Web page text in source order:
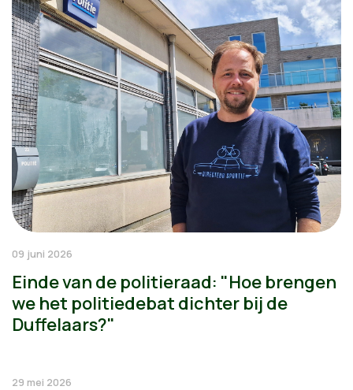
09 juni 2026
Einde van de politieraad: "Hoe brengen
we het politiedebat dichter bij de
Duffelaars?"
29 mei 2026